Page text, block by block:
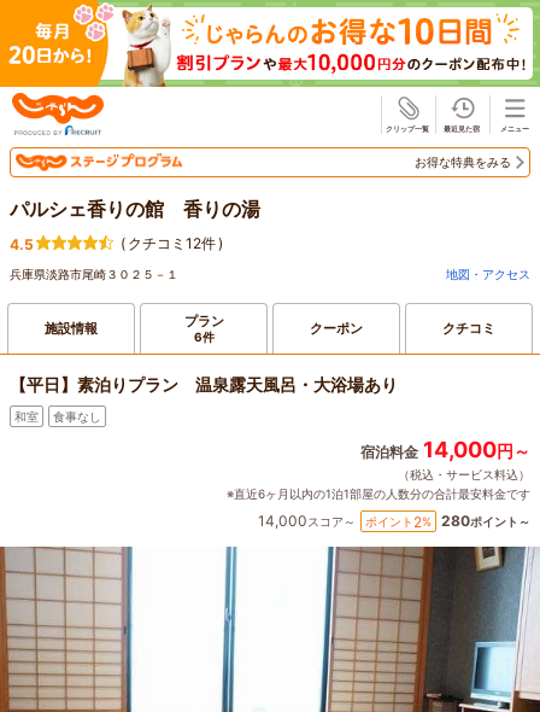
お得な特典をみる
パルシェ香りの館 香りの湯
4.5 ( クチコミ12件)
兵庫県淡路市尾崎３０２５－１ 地図・アクセス
施設情報 プラン
6件 クーポン クチコミ
【平日】素泊りプラン 温泉露天風呂・大浴場あり
和室 食事なし
宿泊料金 14,000円～
（税込・サービス料込）
※直近6ヶ月以内の1泊1部屋の人数分の合計最安料金です
14,000スコア～ ポイント 2% 280ポイント～